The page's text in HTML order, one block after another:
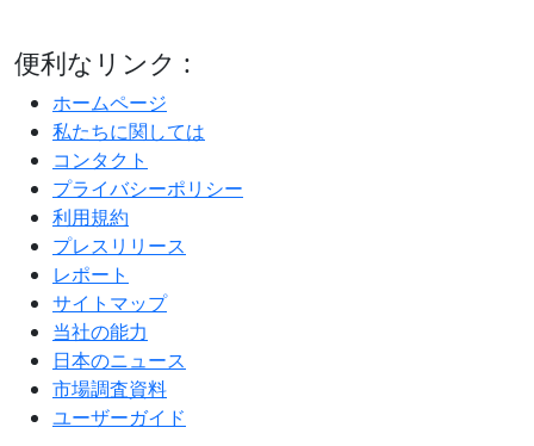
便利なリンク :
ホームページ
私たちに関しては
コンタクト
プライバシーポリシー
利用規約
プレスリリース
レポート
サイトマップ
当社の能力
日本のニュース
市場調査資料
ユーザーガイド